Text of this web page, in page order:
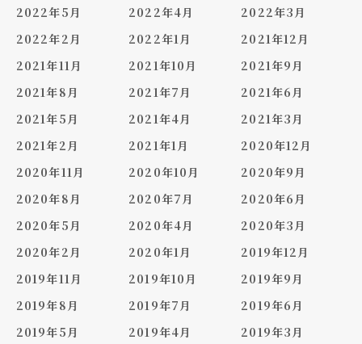
2022年5月
2022年4月
2022年3月
2022年2月
2022年1月
2021年12月
2021年11月
2021年10月
2021年9月
2021年8月
2021年7月
2021年6月
2021年5月
2021年4月
2021年3月
2021年2月
2021年1月
2020年12月
2020年11月
2020年10月
2020年9月
2020年8月
2020年7月
2020年6月
2020年5月
2020年4月
2020年3月
2020年2月
2020年1月
2019年12月
2019年11月
2019年10月
2019年9月
2019年8月
2019年7月
2019年6月
2019年5月
2019年4月
2019年3月